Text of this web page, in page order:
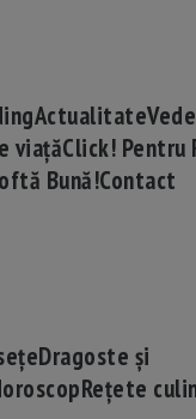
Actualitate
viațăClick! Pentru
Bună!Contact
Dragoste și
Rețete